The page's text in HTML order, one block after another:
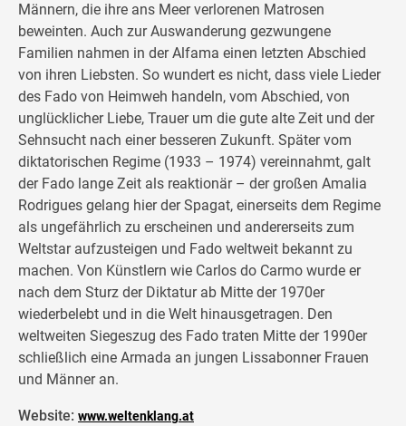
Männern, die ihre ans Meer verlorenen Matrosen
beweinten. Auch zur Auswanderung gezwungene
Familien nahmen in der Alfama einen letzten Abschied
von ihren Liebsten. So wundert es nicht, dass viele Lieder
des Fado von Heimweh handeln, vom Abschied, von
unglücklicher Liebe, Trauer um die gute alte Zeit und der
Sehnsucht nach einer besseren Zukunft. Später vom
diktatorischen Regime (1933 – 1974) vereinnahmt, galt
der Fado lange Zeit als reaktionär – der großen Amalia
Rodrigues gelang hier der Spagat, einerseits dem Regime
als ungefährlich zu erscheinen und andererseits zum
Weltstar aufzusteigen und Fado weltweit bekannt zu
machen. Von Künstlern wie Carlos do Carmo wurde er
nach dem Sturz der Diktatur ab Mitte der 1970er
wiederbelebt und in die Welt hinausgetragen. Den
weltweiten Siegeszug des Fado traten Mitte der 1990er
schließlich eine Armada an jungen Lissabonner Frauen
und Männer an.
Website: www.weltenklang.at